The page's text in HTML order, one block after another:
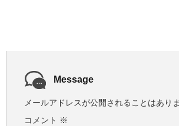
Message
メールアドレスが公開されることはありま
コメント ※